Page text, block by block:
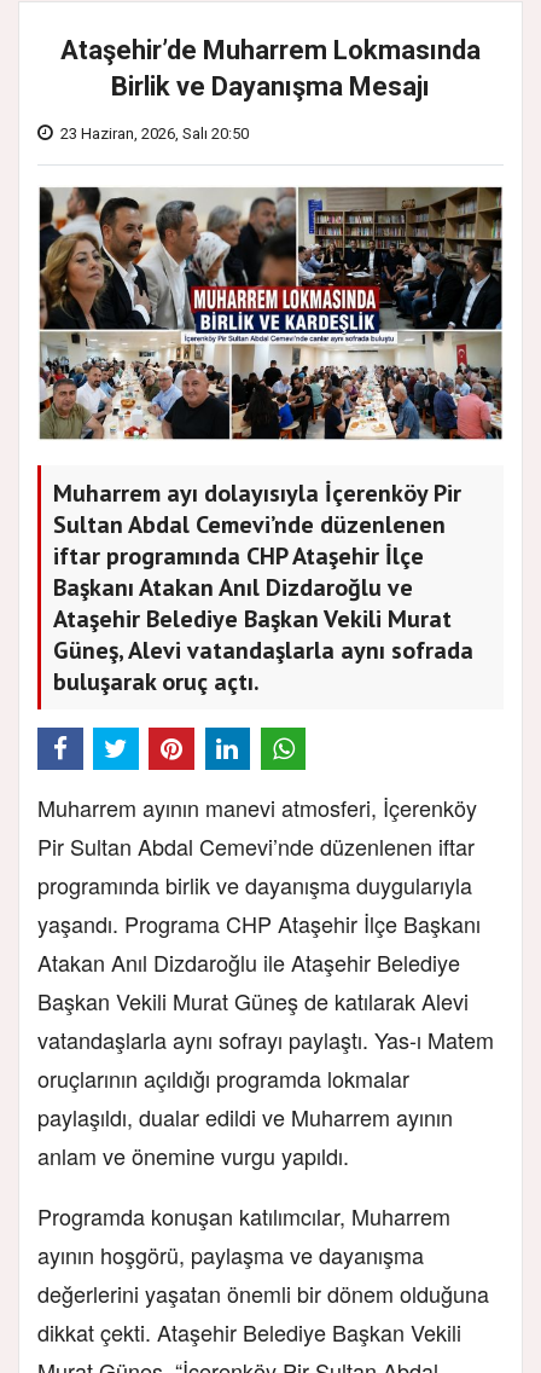
Ataşehir’de Muharrem Lokmasında
Birlik ve Dayanışma Mesajı
23 Haziran, 2026, Salı 20:50
Muharrem ayı dolayısıyla İçerenköy Pir
Sultan Abdal Cemevi’nde düzenlenen
iftar programında CHP Ataşehir İlçe
Başkanı Atakan Anıl Dizdaroğlu ve
Ataşehir Belediye Başkan Vekili Murat
Güneş, Alevi vatandaşlarla aynı sofrada
buluşarak oruç açtı.
Muharrem ayının manevi atmosferi, İçerenköy
Pir Sultan Abdal Cemevi’nde düzenlenen iftar
programında birlik ve dayanışma duygularıyla
yaşandı. Programa CHP Ataşehir İlçe Başkanı
Atakan Anıl Dizdaroğlu ile Ataşehir Belediye
Başkan Vekili Murat Güneş de katılarak Alevi
vatandaşlarla aynı sofrayı paylaştı. Yas-ı Matem
oruçlarının açıldığı programda lokmalar
paylaşıldı, dualar edildi ve Muharrem ayının
anlam ve önemine vurgu yapıldı.
Programda konuşan katılımcılar, Muharrem
ayının hoşgörü, paylaşma ve dayanışma
değerlerini yaşatan önemli bir dönem olduğuna
dikkat çekti. Ataşehir Belediye Başkan Vekili